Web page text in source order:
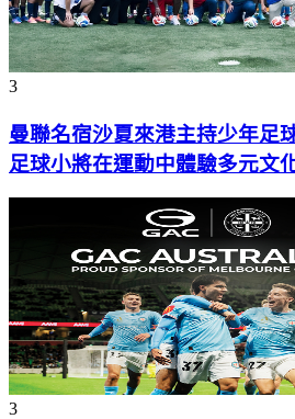
3
曼聯名宿沙夏來港主持少年足
足球小將在運動中體驗多元文
3